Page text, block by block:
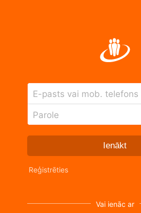
E-pasts vai mob. telefons
Parole
Ienākt
Reģistrēties
Vai ienāc ar